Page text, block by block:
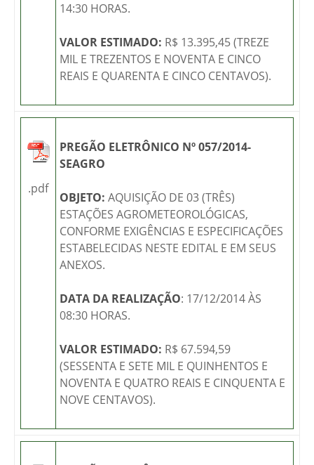
14:30 HORAS.
VALOR ESTIMADO: R$ 13.395,45 (TREZE
MIL E TREZENTOS E NOVENTA E CINCO
REAIS E QUARENTA E CINCO CENTAVOS).
.pdf
PREGÃO ELETRÔNICO Nº 057/2014-
SEAGRO
OBJETO: AQUISIÇÃO DE 03 (TRÊS)
ESTAÇÕES AGROMETEOROLÓGICAS,
CONFORME EXIGÊNCIAS E ESPECIFICAÇÕES
ESTABELECIDAS NESTE EDITAL E EM SEUS
ANEXOS.
DATA DA REALIZAÇÃO: 17/12/2014 ÀS
08:30 HORAS.
VALOR ESTIMADO: R$ 67.594,59
(SESSENTA E SETE MIL E QUINHENTOS E
NOVENTA E QUATRO REAIS E CINQUENTA E
NOVE CENTAVOS).